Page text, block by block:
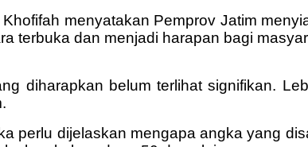
menyatakan Pemprov Jatim
terbuka dan menjadi harapan bagi
diharapkan belum terlihat signifikan.
perlu dijelaskan mengapa angka yang